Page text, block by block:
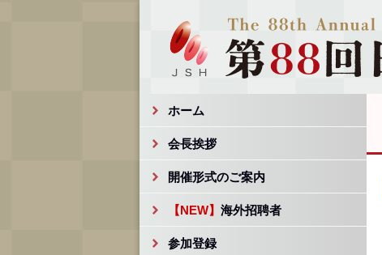
ホーム
会長挨拶
開催形式のご案内
【NEW】 海外招聘者
参加登録